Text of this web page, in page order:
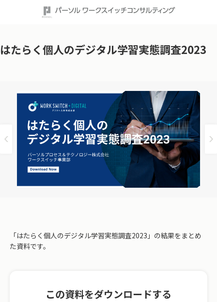
はたらく個人のデジタル学習実態調査2023
「はたらく個人のデジタル学習実態調査2023」の結果をまとめ
た資料です。
この資料をダウンロードする